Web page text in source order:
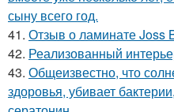
сыну всего год.
41. Отзыв о ламинате Joss
42. Реализованный
43. Общеизвестно, что
здоровья, убивает